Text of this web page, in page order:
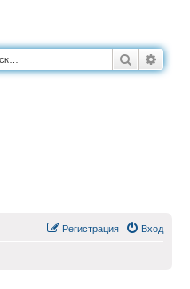
Поиск
Вход
Регистрация